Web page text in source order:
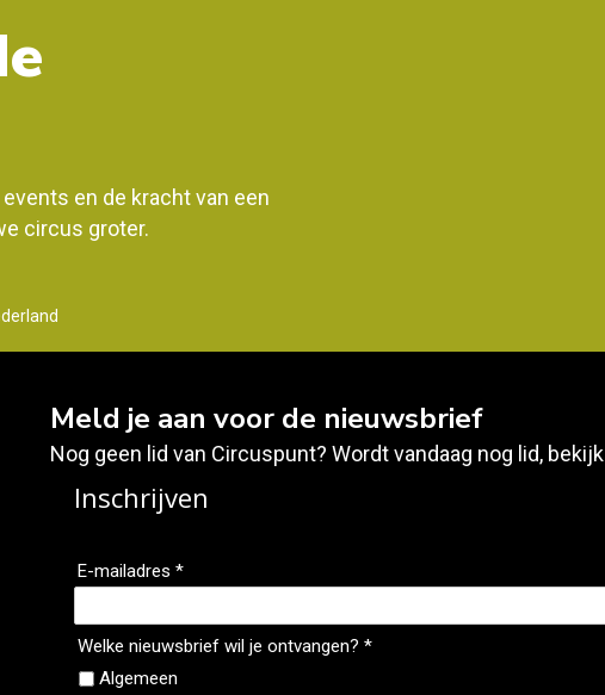
en de kracht van een
circus groter.
Meld je aan voor de nieuwsbrief
Nog geen lid van Circuspunt? Wordt vandaag nog lid, bekijk
Inschrijven
E-mailadres *
Welke nieuwsbrief wil je ontvangen? *
Algemeen